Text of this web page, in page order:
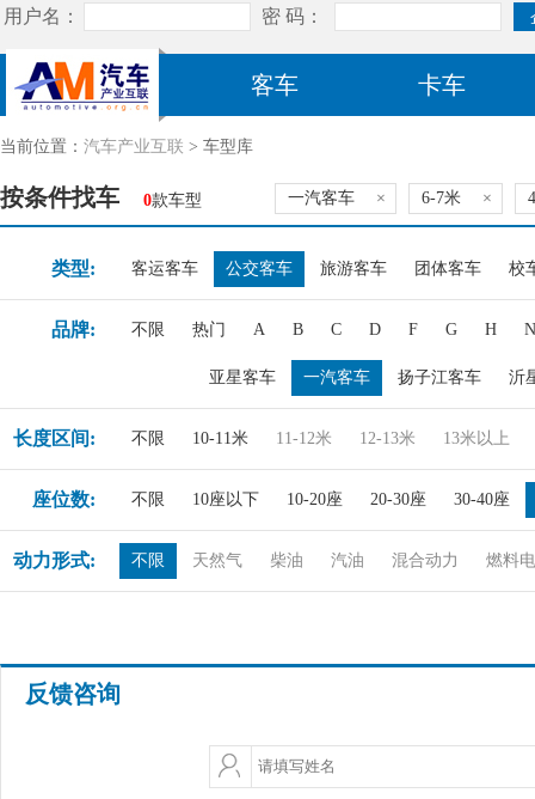
客车 卡车
当前位置： 汽车产业互联 > 车型库
按条件找车 0款车型 一汽客车 × 6-7米 ×
类型: 客运客车 公交客车 旅游客车 团体客车 校
品牌: 不限 热门 A B C D F G H N
亚星客车 一汽客车 扬子江客车 沂
长度区间: 不限 10-11米 11-12米 12-13米 13米以上
座位数: 不限 10座以下 10-20座 20-30座 30-40座
动力形式: 不限 天然气 柴油 汽油 混合动力 燃料
反馈咨询